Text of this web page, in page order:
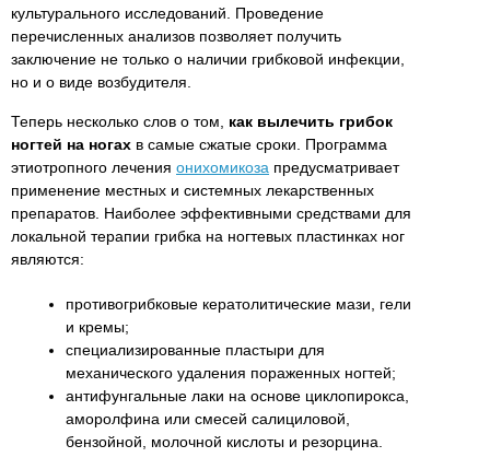
культурального исследований. Проведение
перечисленных анализов позволяет получить
заключение не только о наличии грибковой инфекции,
но и о виде возбудителя.
Теперь несколько слов о том, как вылечить грибок
ногтей на ногах в самые сжатые сроки. Программа
этиотропного лечения онихомикоза предусматривает
применение местных и системных лекарственных
препаратов. Наиболее эффективными средствами для
локальной терапии грибка на ногтевых пластинках ног
являются:
противогрибковые кератолитические мази, гели
и кремы;
специализированные пластыри для
механического удаления пораженных ногтей;
антифунгальные лаки на основе циклопирокса,
аморолфина или смесей салициловой,
бензойной, молочной кислоты и резорцина.